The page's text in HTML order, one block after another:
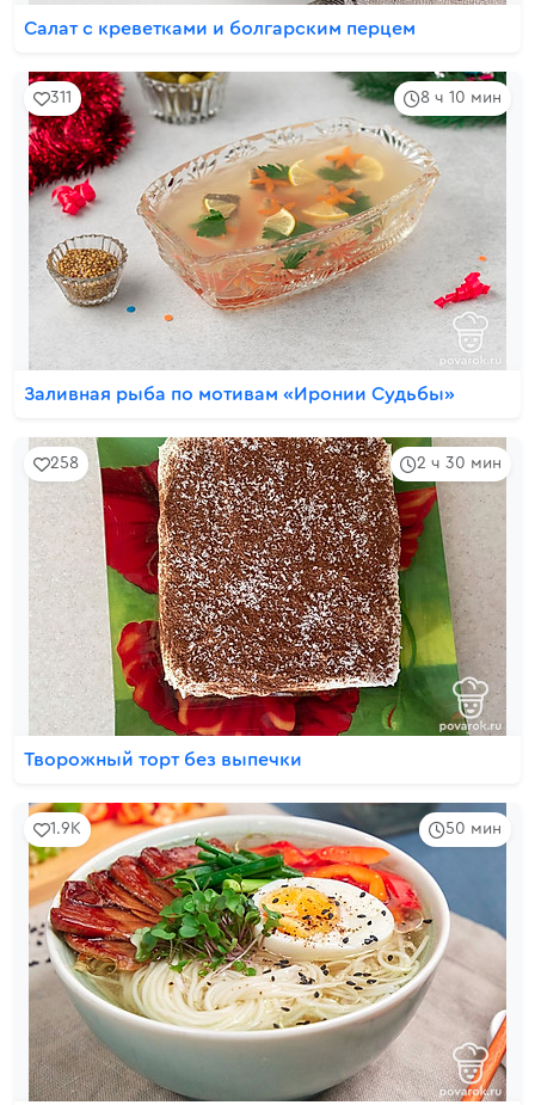
Салат с креветками и болгарским перцем
8 ч 10 мин
311
Заливная рыба по мотивам «Иронии Судьбы»
2 ч 30 мин
258
Творожный торт без выпечки
50 мин
1.9K